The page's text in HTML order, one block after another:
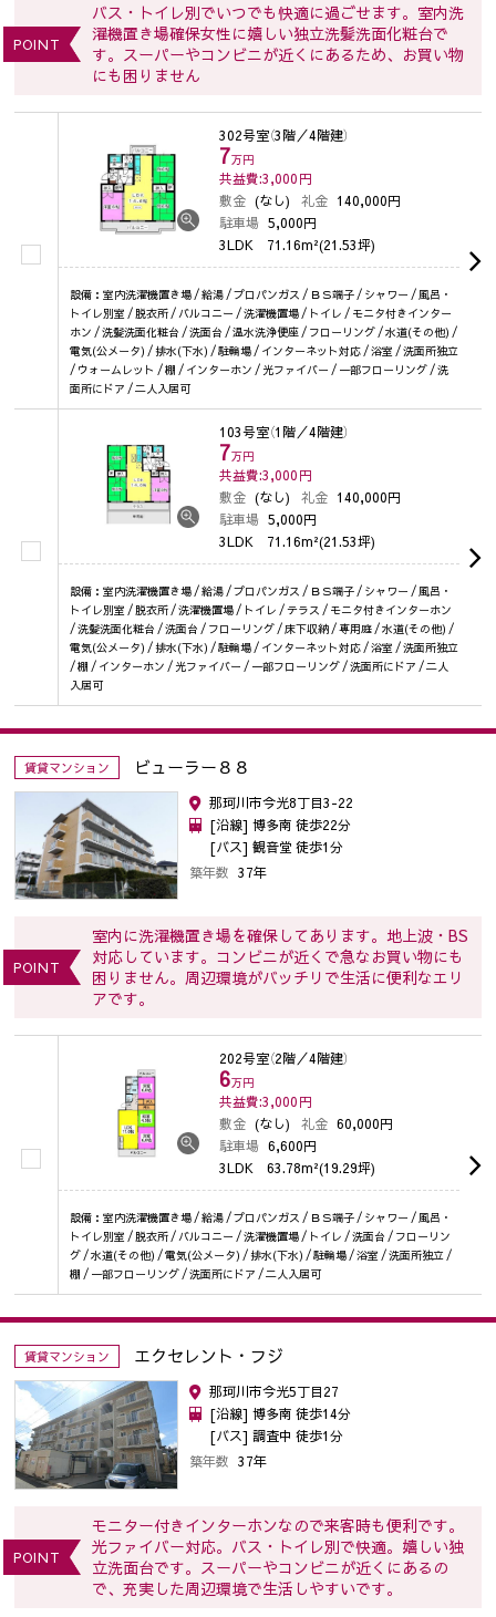
POINT
バス・トイレ別でいつでも快適に過ごせます。室内洗
濯機置き場確保女性に嬉しい独立洗髪洗面化粧台で
す。スーパーやコンビニが近くにあるため、お買い物
にも困りません
302号室（3階／4階建）
7万円
共益費:3,000円
敷金 (なし) 礼金 140,000円
駐車場 5,000円
3LDK 71.16m²(21.53坪)
設備：室内洗濯機置き場 / 給湯 / プロパンガス / ＢＳ端子 / シャワー / 風呂・
トイレ別室 / 脱衣所 / バルコニー / 洗濯機置場 / トイレ / モニタ付きインター
ホン / 洗髪洗面化粧台 / 洗面台 / 温水洗浄便座 / フローリング / 水道(その他) /
電気(公メータ) / 排水(下水) / 駐輪場 / インターネット対応 / 浴室 / 洗面所独立
/ ウォームレット / 棚 / インターホン / 光ファイバー / 一部フローリング / 洗
面所にドア / 二人入居可
103号室（1階／4階建）
7万円
共益費:3,000円
敷金 (なし) 礼金 140,000円
駐車場 5,000円
3LDK 71.16m²(21.53坪)
設備：室内洗濯機置き場 / 給湯 / プロパンガス / ＢＳ端子 / シャワー / 風呂・
トイレ別室 / 脱衣所 / 洗濯機置場 / トイレ / テラス / モニタ付きインターホン
/ 洗髪洗面化粧台 / 洗面台 / フローリング / 床下収納 / 専用庭 / 水道(その他) /
電気(公メータ) / 排水(下水) / 駐輪場 / インターネット対応 / 浴室 / 洗面所独立
/ 棚 / インターホン / 光ファイバー / 一部フローリング / 洗面所にドア / 二人
入居可
賃貸マンション ビューラー８８
那珂川市今光8丁目3-22
[沿線] 博多南 徒歩22分
[バス] 観音堂 徒歩1分
築年数 37年
POINT
室内に洗濯機置き場を確保してあります。地上波・BS
対応しています。コンビニが近くで急なお買い物にも
困りません。周辺環境がバッチリで生活に便利なエリ
アです。
202号室（2階／4階建）
6万円
共益費:3,000円
敷金 (なし) 礼金 60,000円
駐車場 6,600円
3LDK 63.78m²(19.29坪)
設備：室内洗濯機置き場 / 給湯 / プロパンガス / ＢＳ端子 / シャワー / 風呂・
トイレ別室 / 脱衣所 / バルコニー / 洗濯機置場 / トイレ / 洗面台 / フローリン
グ / 水道(その他) / 電気(公メータ) / 排水(下水) / 駐輪場 / 浴室 / 洗面所独立 /
棚 / 一部フローリング / 洗面所にドア / 二人入居可
賃貸マンション エクセレント・フジ
那珂川市今光5丁目27
[沿線] 博多南 徒歩14分
[バス] 調査中 徒歩1分
築年数 37年
POINT
モニター付きインターホンなので来客時も便利です。
光ファイバー対応。バス・トイレ別で快適。嬉しい独
立洗面台です。スーパーやコンビニが近くにあるの
で、充実した周辺環境で生活しやすいです。